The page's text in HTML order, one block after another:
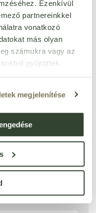
Ezenkívül
partnereinkkel
vonatkozó
más olyan
számukra vagy az
gyűjtöttek.
megjelenítése
védve.
Legyél Te az
Ennyi csillagot adok